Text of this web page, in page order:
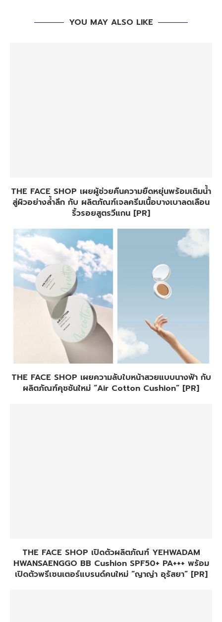
YOU MAY ALSO LIKE
THE FACE SHOP เผยผู้ช่วยคืนความยืดหยุ่นพร้อมเติมน้ำ
สู่ผิวอย่างล้ำลึก กับ ผลิตภัณฑ์เจลครีมเนื้อบางเบาลดเลือน
ริ้วรอยสูตรวีแกน [PR]
THE FACE SHOP เผยความลับใบหน้าสวยแบบนางฟ้า กับ
ผลิตภัณฑ์คุชชันใหม่ “Air Cotton Cushion” [PR]
THE FACE SHOP เปิดตัวผลิตภัณฑ์ YEHWADAM
HWANSAENGGO BB Cushion SPF50+ PA+++ พร้อม
เปิดตัวพรีเซนเตอร์แบรนด์คนใหม่ “ญาญ่า อุรัสยา” [PR]